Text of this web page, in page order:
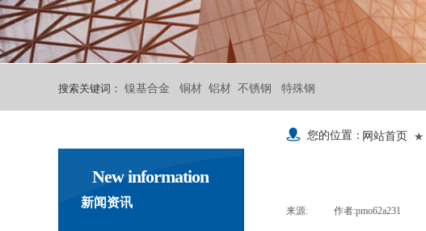
搜索关键词： 镍基合金 铜材 铝材 不锈钢 特殊钢
您的位置：网站首页 ★
New information
新闻资讯
来源: 作者:pmo62a231
请您留言
上海益励金属材料有限公司021-67